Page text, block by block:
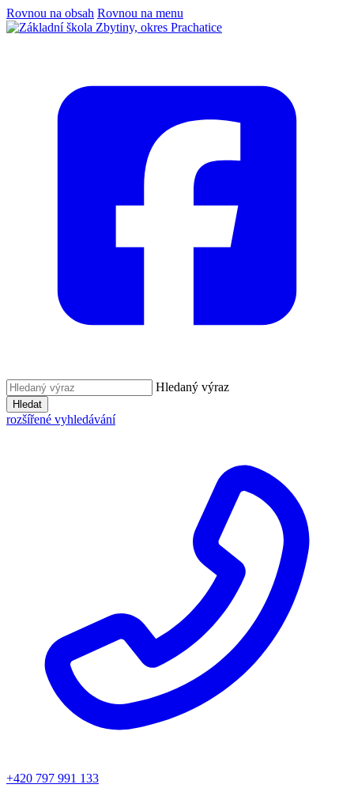
Rovnou na obsah Rovnou na menu
Hledaný výraz
Hledat
rozšířené vyhledávání
+420 797 991 133